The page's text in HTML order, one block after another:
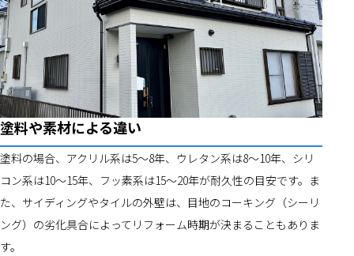
塗料や素材による違い
塗料の場合、アクリル系は5～8年、ウレタン系は8～10年、シリ
コン系は10～15年、フッ素系は15～20年が耐久性の目安です。ま
た、サイディングやタイルの外壁は、目地のコーキング（シーリ
ング）の劣化具合によってリフォーム時期が決まることもありま
す。